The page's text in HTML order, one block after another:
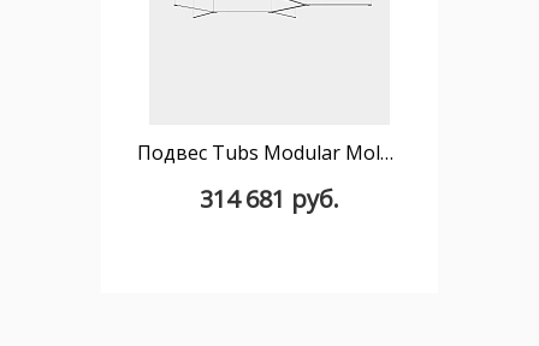
Подвес Tubs Modular Molecular 00-A132-05-M1
314 681 руб.